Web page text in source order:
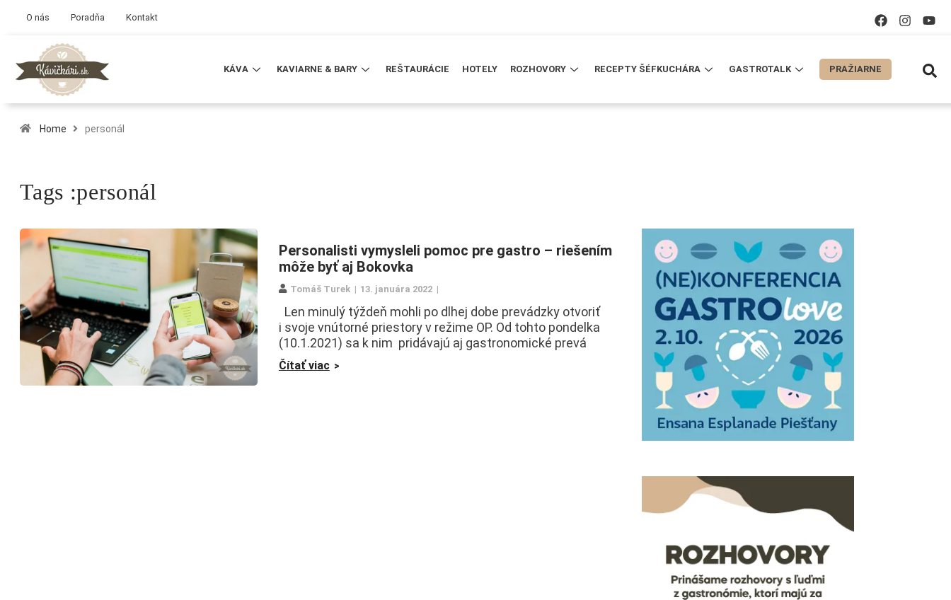
O nás Poradňa Kontakt
KÁVA KAVIARNE & BARY REŠTAURÁCIE HOTELY ROZHOVORY RECEPTY ŠÉFKUCHÁRA GASTROTALK PRAŽIARNE
Home personál
Tags :personál
Personalisti vymysleli pomoc pre gastro – riešením
môže byť aj Bokovka
Tomáš Turek 13. januára 2022
Len minulý týždeň mohli po dlhej dobe prevádzky otvoriť
i svoje vnútorné priestory v režime OP. Od tohto pondelka
(10.1.2021) sa k nim pridávajú aj gastronomické prevá
Čítať viac